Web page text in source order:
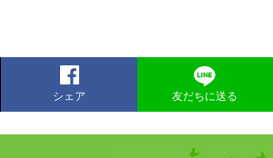
シェア 友だちに送る